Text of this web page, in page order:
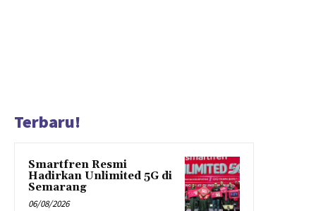
Terbaru!
Smartfren Resmi
Hadirkan Unlimited 5G di
Semarang
06/08/2026